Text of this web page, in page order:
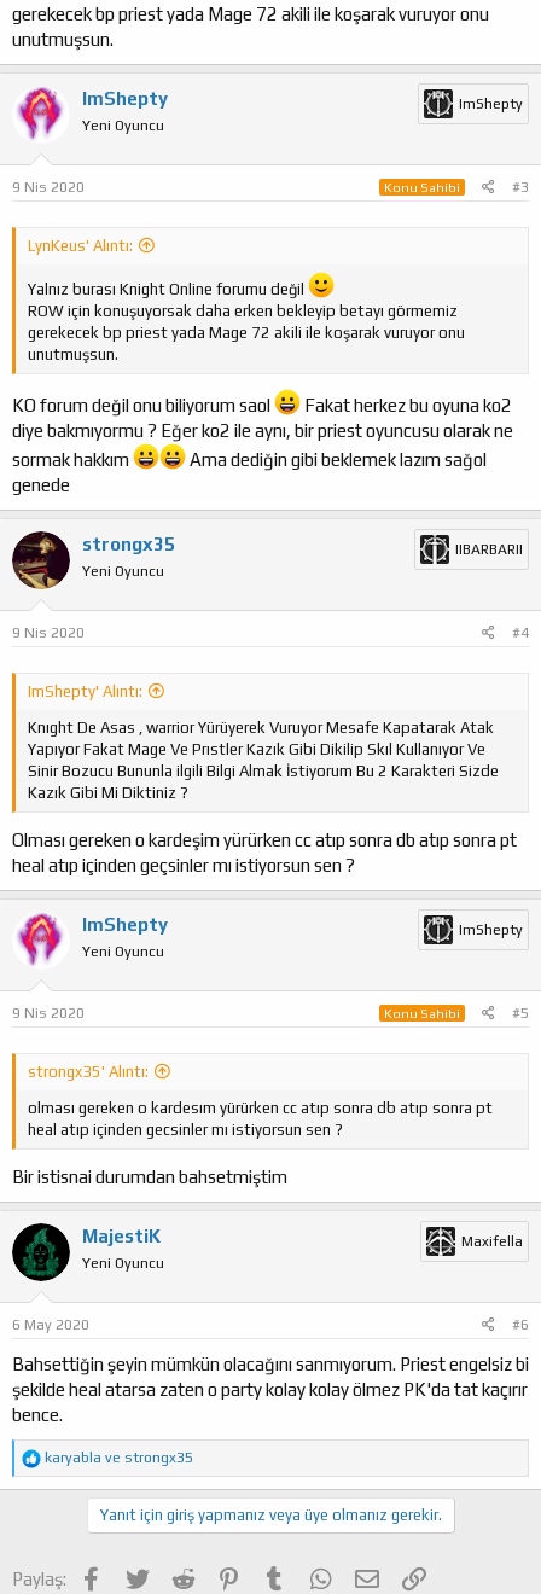
gerekecek bp priest yada Mage 72 akili ile koşarak vuruyor onu
unutmuşsun.
ImShepty
Yeni Oyuncu
ImShepty
9 Nis 2020 Konu Sahibi #3
LynKeus' Alıntı:
Yalnız burası Knight Online forumu değil
ROW için konuşuyorsak daha erken bekleyip betayı görmemiz
gerekecek bp priest yada Mage 72 akili ile koşarak vuruyor onu
unutmuşsun.
KO forum değil onu biliyorum saol
Fakat herkez bu oyuna ko2
diye bakmıyormu ? Eğer ko2 ile aynı, bir priest oyuncusu olarak ne
sormak hakkım
Ama dediğin gibi beklemek lazım sağol
genede
strongx35
Yeni Oyuncu
IIBARBARII
9 Nis 2020 #4
ImShepty' Alıntı:
Knıght De Asas , warrior Yürüyerek Vuruyor Mesafe Kapatarak Atak
Yapıyor Fakat Mage Ve Prıstler Kazık Gibi Dikilip Skıl Kullanıyor Ve
Sinir Bozucu Bununla ilgili Bilgi Almak İstiyorum Bu 2 Karakteri Sizde
Kazık Gibi Mi Diktiniz ?
Olması gereken o kardeşim yürürken cc atıp sonra db atıp sonra pt
heal atıp içinden geçsinler mı istiyorsun sen ?
ImShepty
Yeni Oyuncu
ImShepty
9 Nis 2020 Konu Sahibi #5
strongx35' Alıntı:
olması gereken o kardesım yürürken cc atıp sonra db atıp sonra pt
heal atıp içinden gecsinler mı istiyorsun sen ?
Bir istisnai durumdan bahsetmiştim
MajestiK
Yeni Oyuncu
Maxifella
6 May 2020 #6
Bahsettiğin şeyin mümkün olacağını sanmıyorum. Priest engelsiz bi
şekilde heal atarsa zaten o party kolay kolay ölmez PK'da tat kaçırır
bence.
T
e
p
e
karyabla ve strongx35
Yanıt için giriş yapmanız veya üye olmanız gerekir.
Paylaş: Facebook
TwitterReddit PinterestTumblrWhatsApp
E-postaLink